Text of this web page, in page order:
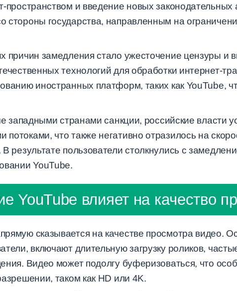
пространством и введение новых законодательных
стороны государства, направленным на
причин замедления стало ужесточение цензуры и
технологий для обработки интернет-
иностранных платформ, таких как YouTube,
западными странами санкции, российские власти
что также негативно отразилось на
результате пользователи столкнулись с
YouTube.
YouTube влияет на качество
сказывается на качестве просмотра видео.
включают длительную загрузку роликов,
Видео может подолгу буферизоваться, что
таком как HD или 4K.